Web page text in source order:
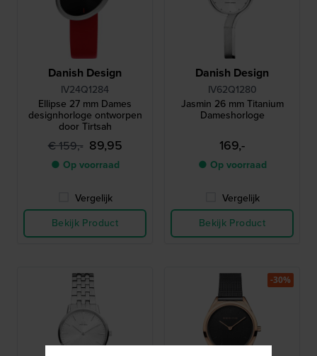
Danish Design
IV24Q1284
Ellipse 27 mm Dames
designhorloge ontworpen
door Tirtsah
€ 159,- 89,95
● Op voorraad
Vergelijk
Bekijk Product
Danish Design
IV62Q1280
Jasmin 26 mm Titanium
Dameshorloge
169,-
● Op voorraad
Vergelijk
Bekijk Product
-30%